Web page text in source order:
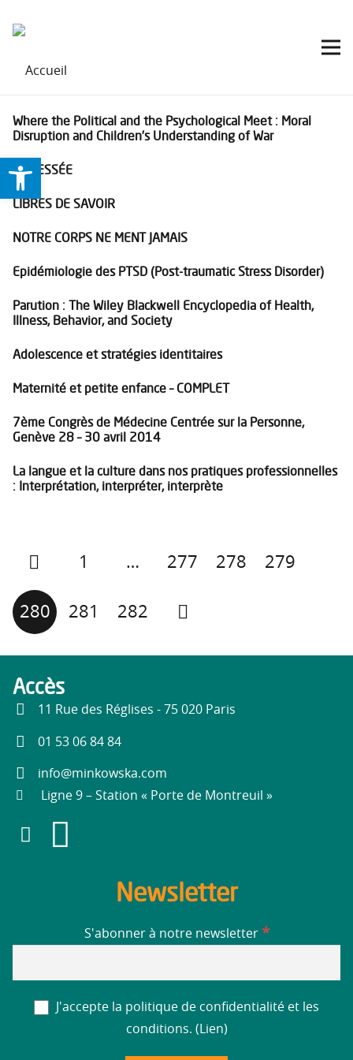
Where the Political and the Psychological Meet : Moral
Disruption and Children’s Understanding of War
LA FESSÉE
LIBRES DE SAVOIR
NOTRE CORPS NE MENT JAMAIS
Epidémiologie des PTSD (Post-traumatic Stress Disorder)
Parution : The Wiley Blackwell Encyclopedia of Health,
Illness, Behavior, and Society
Adolescence et stratégies identitaires
Maternité et petite enfance – COMPLET
7ème Congrès de Médecine Centrée sur la Personne,
Genève 28 – 30 avril 2014
La langue et la culture dans nos pratiques professionnelles
: Interprétation, interpréter, interprète
1 … 277 278 279
280 281 282
Accès
11 Rue des Réglises - 75 020 Paris
01 53 06 84 84
info@minkowska.com
Ligne 9 – Station « Porte de Montreuil »
Newsletter
S'abonner à notre newsletter *
J'accepte la politique de confidentialité et les
conditions. ( Lien)
Ouvrir la barre d’outils